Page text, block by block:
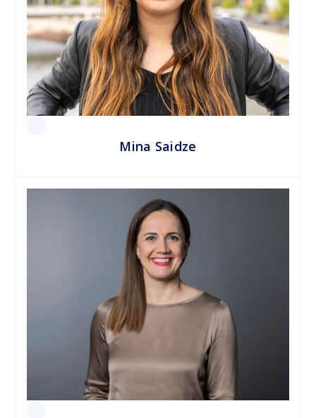
Mina Saidze